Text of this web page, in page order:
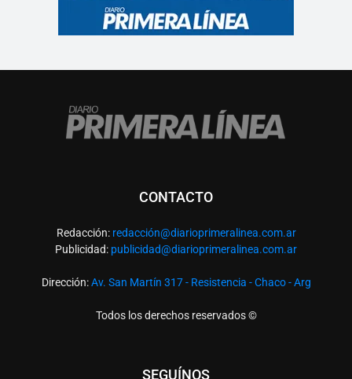
CONTACTO
Redacción: redacción@diarioprimeralinea.com.ar
Publicidad: publicidad@diarioprimeralinea.com.ar
Dirección:Av. San Martín 317 - Resistencia - Chaco - Arg
Todos los derechos reservados ©
SEGUÍNOS